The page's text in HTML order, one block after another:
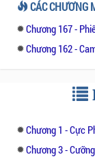
nhiều, đã
cùng tôi đi
cũng
tới nỗi
Cũng không
đã nhận sai
CÁC CHƯƠNG
Chương 167 -
Chương 162 -
Chương 1 - Cực
Chương 3 -